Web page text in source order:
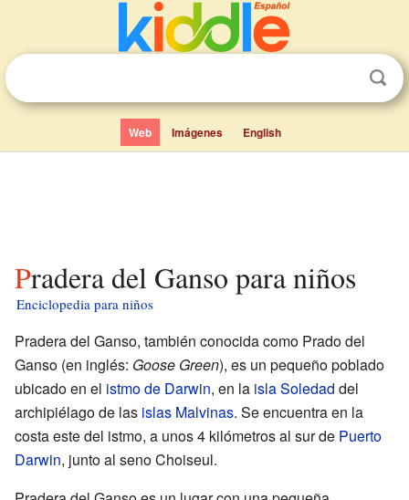
Web Imágenes English
Pradera del Ganso para niños
Enciclopedia para niños
Pradera del Ganso, también conocida como Prado del
Ganso (en inglés: Goose Green), es un pequeño poblado
ubicado en el istmo de Darwin, en la isla Soledad del
archipiélago de las islas Malvinas. Se encuentra en la
costa este del istmo, a unos 4 kilómetros al sur de Puerto
Darwin, junto al seno Choiseul.